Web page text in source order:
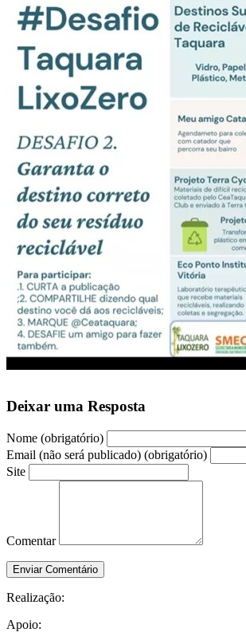
Deixar uma Resposta
Nome (obrigatório)
Email (não será publicado) (obrigatório)
Site
Comentar
Realização:
Apoio: